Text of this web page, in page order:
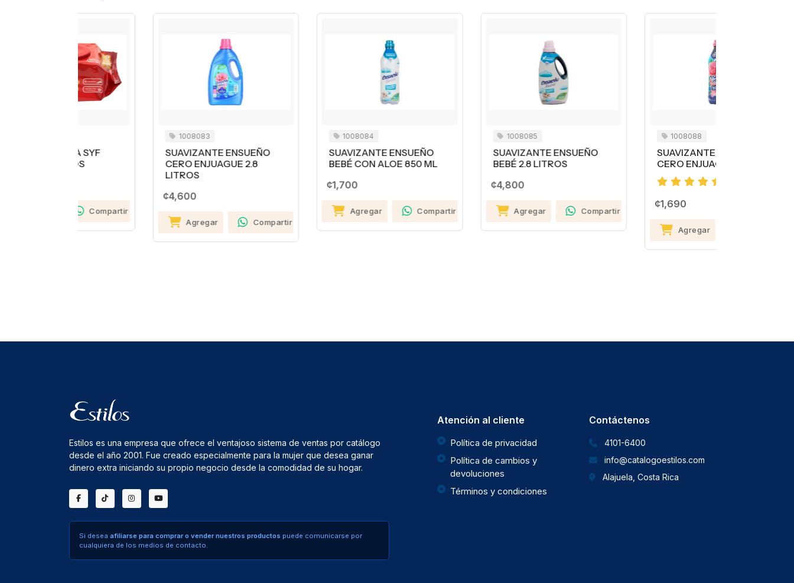
SUAVIZANTE ENSUEÑO
CERO ENJUAGUE 2.8
Agregar Compartir
SUAVIZANTE ENSUEÑO
BEBÉ CON ALOE 850 ML
Agregar Compartir
SUAVIZANTE ENSUEÑO
BEBÉ 2.8 LITROS
Agregar Compartir
SUAVIZANTE ENSUEÑO
CERO ENJUAGUE 850 ML
¢1,690
Agregar Compartir
Estilos es una empresa que ofrece el ventajoso sistema de ventas por catálogo
desde el año 2001. Fue creado especialmente para la mujer que desea ganar
dinero extra iniciando su propio negocio desde la comodidad de su hogar.
Si desea afiliarse para comprar o vender nuestros productos puede comunicarse por
cualquiera de los medios de contacto.
Atención al cliente
Política de privacidad
Política de cambios y
devoluciones
Términos y condiciones
Contáctenos
4101-6400
info@catalogoestilos.com
Alajuela, Costa Rica